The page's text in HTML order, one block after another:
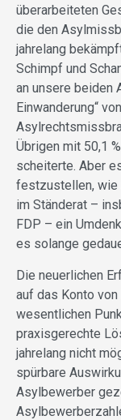
überarbeiteten
die den
jahrelang
Schimpf und
an unsere beiden
Einwanderung“
Übrigen mit 50,1
scheiterte. Aber
festzustellen, wie
im Ständerat –
FDP – ein
es solange
Die neuerlichen
auf das Konto
wesentlichen
praxisgerechte
jahrelang nicht
spürbare
Asylbewerber